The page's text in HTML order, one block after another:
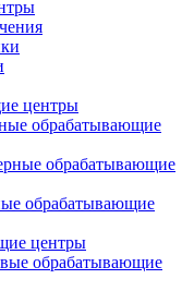
центры
обрабатывающие
обрабатывающие
обрабатывающие
центры
обрабатывающие